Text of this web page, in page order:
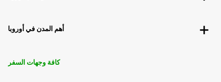
أهم المدن في أوروبا
كافة وجهات السفر